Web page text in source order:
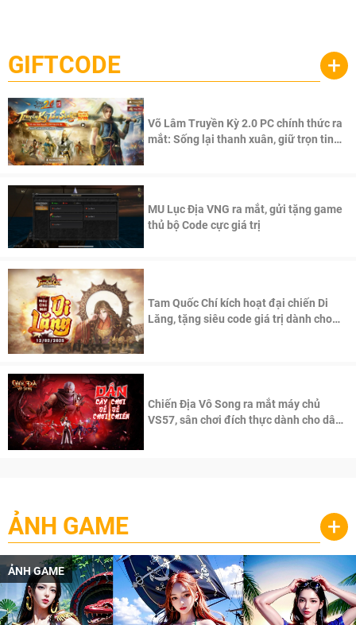
cầu, theo giấy phép chính thức từ công ty game Nhật Bản
Pocketpair, Inc.
GIFTCODE +
Võ Lâm Truyền Kỳ 2.0 PC chính thức ra
mắt: Sống lại thanh xuân, giữ trọn tinh
MU Lục Địa VNG ra mắt, gửi tặng game
thủ bộ Code cực giá trị
Tam Quốc Chí kích hoạt đại chiến Di
Lăng, tặng siêu code giá trị dành cho
Chiến Địa Vô Song ra mắt máy chủ
VS57, sân chơi đích thực dành cho dân
ẢNH GAME +
ẢNH GAME